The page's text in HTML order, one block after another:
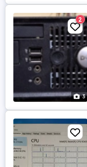
3
2